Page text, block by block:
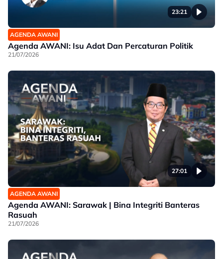
23:21
AGENDA AWANI
Agenda AWANI: Isu Adat Dan Percaturan Politik
21/07/2026
27:01
AGENDA AWANI
Agenda AWANI: Sarawak | Bina Integriti Banteras
Rasuah
21/07/2026